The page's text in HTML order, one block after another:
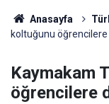
Anasayfa
koltuğunu
Kaymakam
öğrencilere